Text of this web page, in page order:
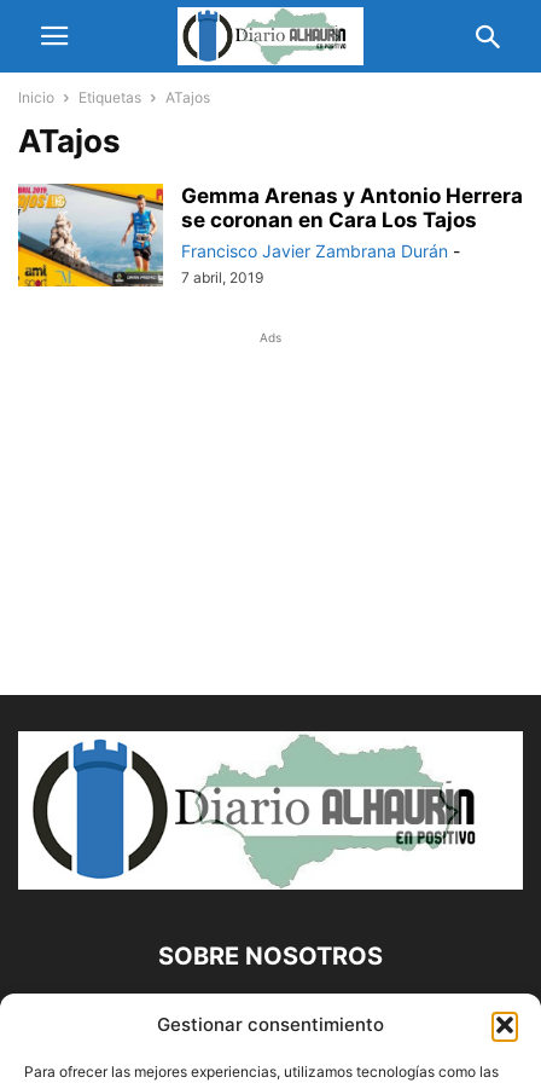
Gestionar consentimiento
Para ofrecer las mejores experiencias, utilizamos tecnologías como las
Inicio Etiquetas ATajos
ATajos
Gemma Arenas y Antonio Herrera
se coronan en Cara Los Tajos
Francisco Javier Zambrana Durán -
7 abril, 2019
Ads
SOBRE NOSOTROS
Diario Alhaurín (www.alhaurindelatorre.com) Propiedad de
Francisco E. López López | 639 95 71 95 | Noticias de
Alhaurín de la Torre, Málaga y Provincia|